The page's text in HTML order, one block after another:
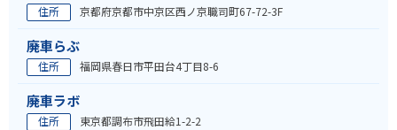
住所 京都府京都市中京区西ノ京職司町67-72-3F
廃車らぶ
住所 福岡県春日市平田台4丁目8-6
廃車ラボ
住所 東京都調布市飛田給1-2-2